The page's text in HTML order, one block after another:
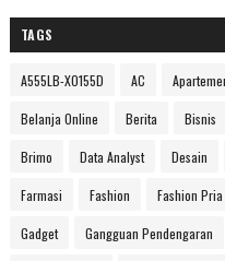
TAGS
A555LB-XO155D AC
Belanja Online Berita Bisnis
Brimo Data Analyst Desain
Farmasi Fashion Fashion Pria
Gadget Gangguan Pendengaran